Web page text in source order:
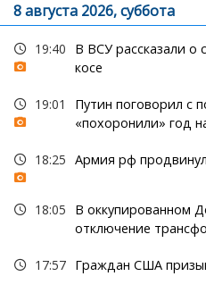
8 августа 2026, суббота
19:40
В ВСУ рассказали о
косе
19:01
Путин поговорил с
«похоронили» год
18:25 Армия рф
18:05
В оккупированном
отключение
17:57 Граждан США